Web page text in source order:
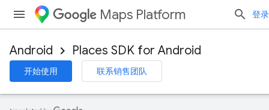
Maps Platform 登录
Android Places SDK for Android
开始使用 联系销售团队